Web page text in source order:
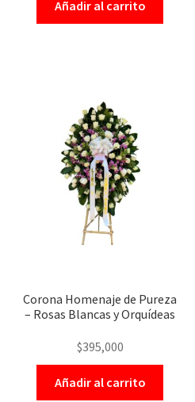
Añadir al carrito
Corona Homenaje de Pureza
– Rosas Blancas y Orquídeas
$395,000
Añadir al carrito